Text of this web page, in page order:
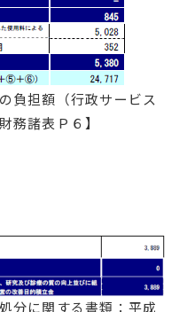
負担額（行政サービス
諸表Ｐ６】
分に関する書類：平成